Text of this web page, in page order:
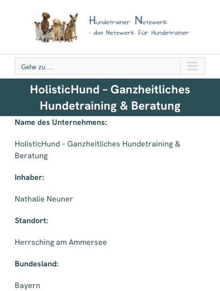
Gehe zu ...
HolisticHund – Ganzheitliches
Hundetraining & Beratung
Name des Unternehmens:
HolisticHund – Ganzheitliches Hundetraining &
Beratung
Inhaber:
Nathalie Neuner
Standort:
Herrsching am Ammersee
Bundesland:
Bayern